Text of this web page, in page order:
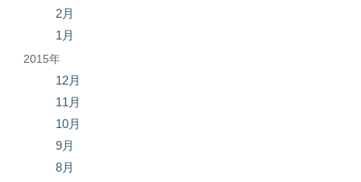
2月
1月
2015年
12月
11月
10月
9月
8月